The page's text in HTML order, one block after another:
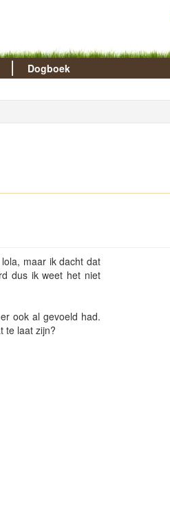
Dogboek
maar ik dacht dat
dus ik weet het niet
ook al gevoeld had.
te laat zijn?